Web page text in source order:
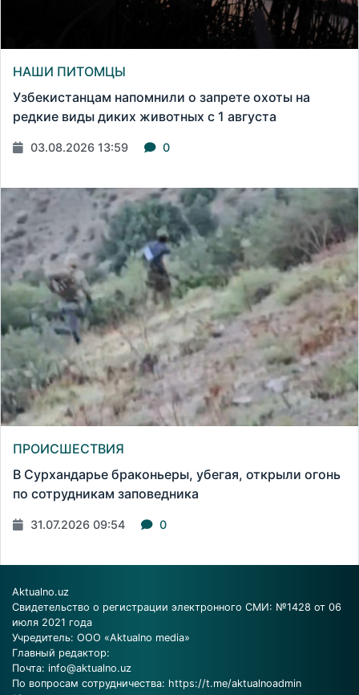
НАШИ ПИТОМЦЫ
Узбекистанцам напомнили о запрете охоты на
редкие виды диких животных с 1 августа
03.08.2026 13:59 0
ПРОИСШЕСТВИЯ
В Сурхандарье браконьеры, убегая, открыли огонь
по сотрудникам заповедника
31.07.2026 09:54 0
Aktualno.uz
Свидетельство о регистрации электронного СМИ: №1428 от 06
июля 2021 года
Учредитель: ООО «Aktualno media»
Главный редактор:
Почта: info@aktualno.uz
По вопросам сотрудничества: https://t.me/aktualnoadmin